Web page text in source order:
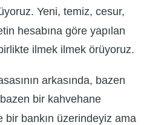
Yeni, temiz, cesur,
hesabına göre yapılan
ilmek ilmek örüyoruz.
arkasında, bazen
bir kahvehane
bir bankın üzerindeyiz ama